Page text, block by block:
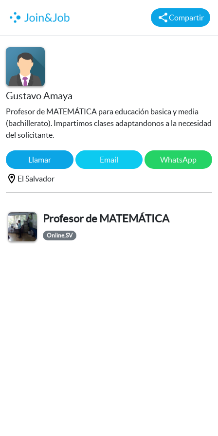
Compartir
Gustavo Amaya
Profesor de MATEMÁTICA para educación basica y media
(bachillerato). Impartimos clases adaptandonos a la necesidad
del solicitante.
Llamar Email WhatsApp
El Salvador
Profesor de MATEMÁTICA
Online,SV